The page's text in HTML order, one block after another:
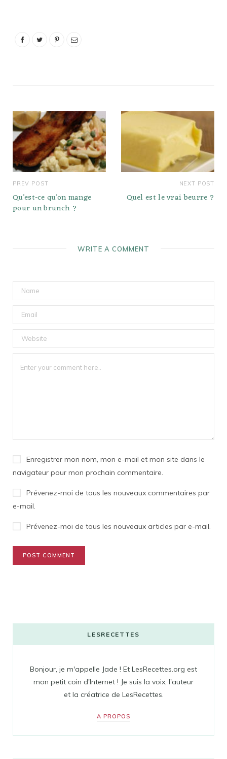
saveurs puissantes
PREV POST
Qu’est-ce qu’on mange
pour un brunch ?
NEXT POST
Quel est le vrai beurre ?
WRITE A COMMENT
Enregistrer mon nom, mon e-mail et mon site dans le
navigateur pour mon prochain commentaire.
Prévenez-moi de tous les nouveaux commentaires par
e-mail.
Prévenez-moi de tous les nouveaux articles par e-mail.
LESRECETTES
Bonjour, je m'appelle Jade ! Et LesRecettes.org est
mon petit coin d'Internet ! Je suis la voix, l'auteur
et la créatrice de LesRecettes.
A PROPOS